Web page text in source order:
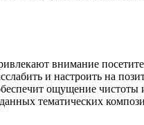
внимание
и настроить на
ощущение чистоты
тематических